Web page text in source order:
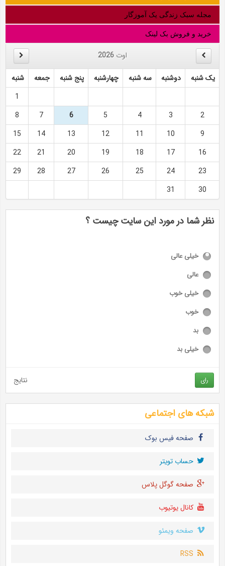
مجله سبک زندگی یک آموزگار
خرید و فروش بک لینک
اوت 2026
یک شنبه دوشنبه سه شنبه چهارشنبه پنج شنبه جمعه
شنبه
1
2
3
4
5
6
7
8
9
10
11
12
13
14
15
16
17
18
19
20
21
22
23
24
25
26
27
28
29
30
31
نظر شما در مورد این سایت چیست ؟
خیلی عالی
عالی
خیلی خوب
خوب
بد
خیلی بد
رای نتایج
شبکه های اجتماعی
صفحه فیس بوک
حساب تويتر
صفحه گوگل پلاس
کانال یوتیوب
صفحه ویمئو
RSS